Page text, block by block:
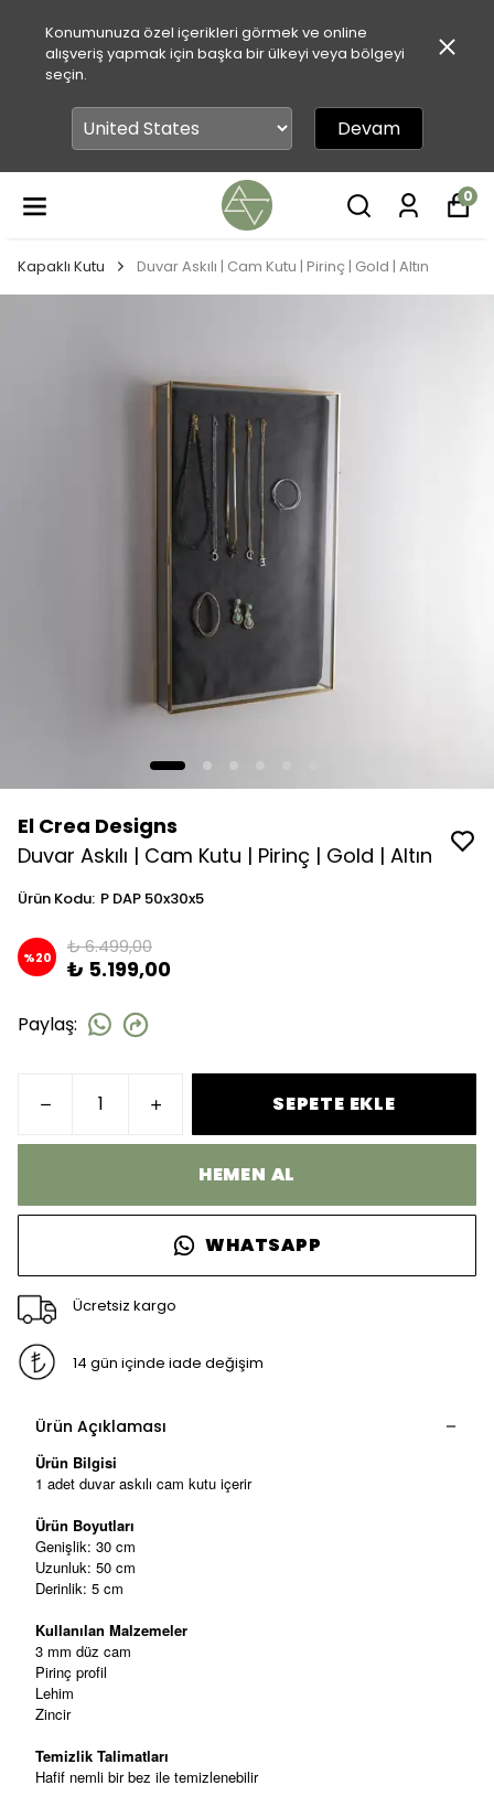
Konumunuza özel içerikleri görmek ve online
alışveriş yapmak için başka bir ülkeyi veya bölgeyi
seçin.
Devam
0
Kapaklı Kutu Duvar Askılı | Cam Kutu | Pirinç | Gold | Altın
El Crea Designs
Duvar Askılı | Cam Kutu | Pirinç | Gold | Altın
Ürün Kodu: P DAP 50x30x5
%20 ₺ 6.499,00
₺ 5.199,00
Paylaş:
SEPETE EKLE
HEMEN AL
WHATSAPP
Ücretsiz kargo
14 gün içinde iade değişim
Ürün Açıklaması
Ürün Bilgisi
1 adet duvar askılı cam kutu içerir
Ürün Boyutları
Genişlik: 30 cm
Uzunluk: 50 cm
Derinlik: 5 cm
Kullanılan Malzemeler
3 mm düz cam
Pirinç profil
Lehim
Zincir
Temizlik Talimatları
Hafif nemli bir bez ile temizlenebilir